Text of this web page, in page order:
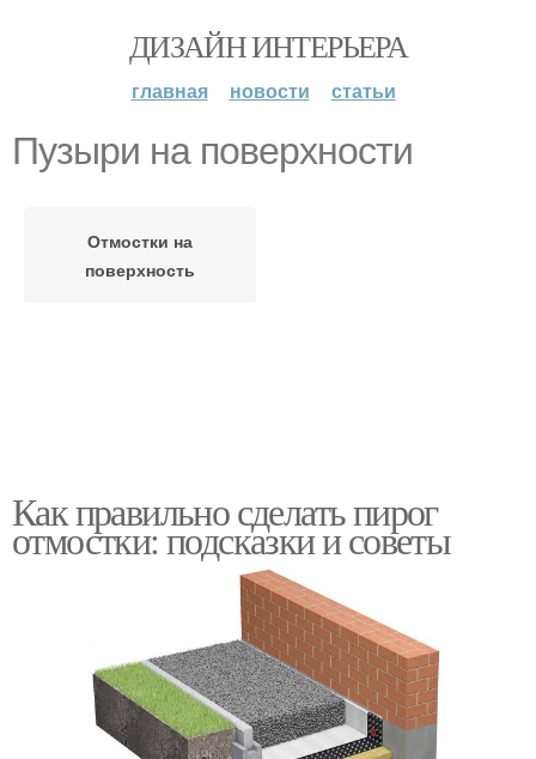
ДИЗАЙН ИНТЕРЬЕРА
главная новости статьи
Пузыри на поверхности
Отмостки на
поверхность
Как правильно сделать пирог
отмостки: подсказки и советы